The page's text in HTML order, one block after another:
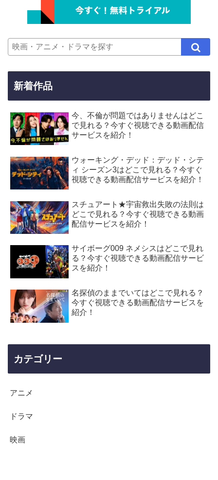
新着作品
今、不倫が問題ではありませんはどこ
で見れる？今すぐ視聴できる動画配信
サービスを紹介！
ウォーキング・デッド：デッド・シテ
ィ シーズン3はどこで見れる？今すぐ
視聴できる動画配信サービスを紹介！
スチュアート★宇宙救出失敗の法則は
どこで見れる？今すぐ視聴できる動画
配信サービスを紹介！
サイボーグ009 ネメシスはどこで見れ
る？今すぐ視聴できる動画配信サービ
スを紹介！
名探偵のままでいてはどこで見れる？
今すぐ視聴できる動画配信サービスを
紹介！
カテゴリー
アニメ
ドラマ
映画